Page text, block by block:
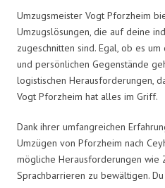
Umzugsmeister Vogt Pforzheim
Umzugslösungen, die auf deine
zugeschnitten sind. Egal, ob es
und persönlichen Gegenstände
logistischen Herausforderungen,
Vogt Pforzheim hat alles im Griff.
Dank ihrer umfangreichen
Umzügen von Pforzheim nach
mögliche Herausforderungen
Sprachbarrieren zu bewältigen.